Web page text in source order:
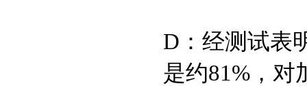
D：经测试表
是约81%，对